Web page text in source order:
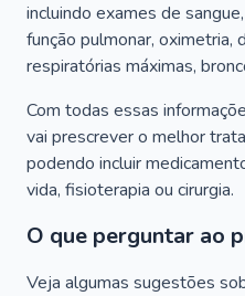
incluindo exames de
função pulmonar, oximetria,
respiratórias máximas,
Com todas essas
vai prescrever o melhor
podendo incluir
vida, fisioterapia ou cirurgia.
O que perguntar ao
Veja algumas sugestões